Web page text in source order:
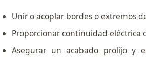
Unir o acoplar bordes o extremos
Proporcionar continuidad eléctrica
Asegurar un acabado prolijo y